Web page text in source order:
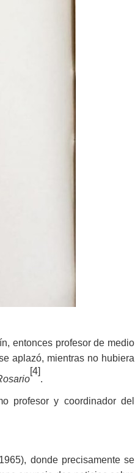
entonces profesor de medio
aplazó, mientras no hubiera
[4]
.
profesor y coordinador del
donde precisamente se